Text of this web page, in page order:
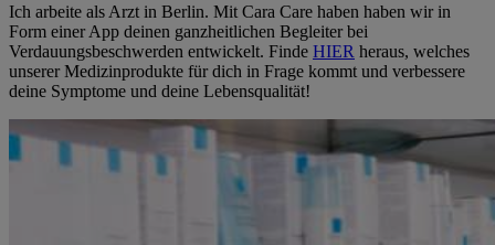
Ich arbeite als Arzt in Berlin. Mit Cara Care haben haben wir in
Form einer App deinen ganzheitlichen Begleiter bei
Verdauungsbeschwerden entwickelt. Finde HIER heraus, welches
unserer Medizinprodukte für dich in Frage kommt und verbessere
deine Symptome und deine Lebensqualität!